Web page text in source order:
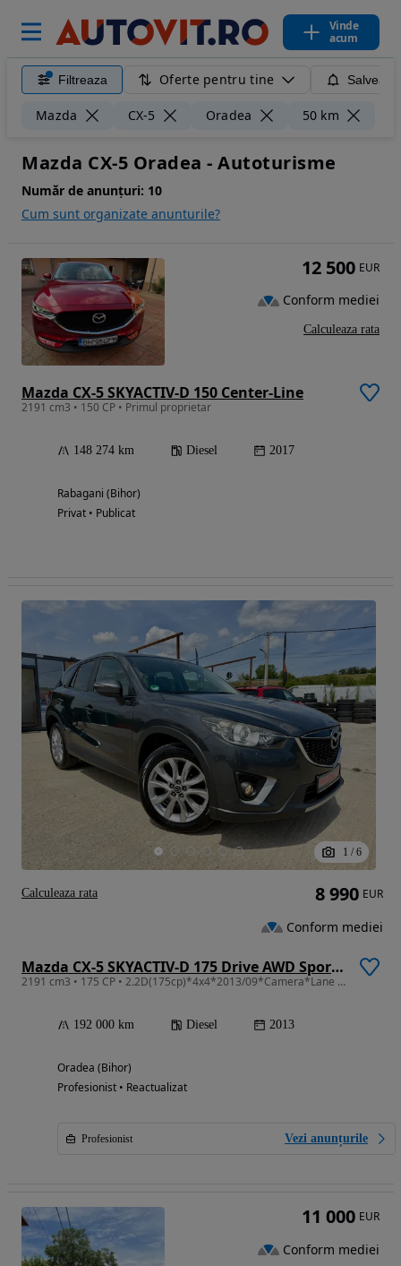
Vinde
acum
Filtreaza Oferte pentru tine
Mazda CX-5 Oradea 50 km
Mazda CX-5 Oradea - Autoturisme
Număr de anunțuri: 10
Cum sunt organizate anunturile?
Mazda CX-5 SKYACTIV-D 150 Center-Line
2191 cm3 • 150 CP • Primul proprietar
148 274 km Diesel 2017
Rabagani (Bihor)
Privat • Publicat
12 500 EUR
Conform mediei
Calculeaza rata
1 / 6
Mazda CX-5 SKYACTIV-D 175 Drive AWD Sports-Line
2191 cm3 • 175 CP • 2.2D(175cp)*4x4*2013/09*Camera*Lane Assist*Keyless go/entry*Navi*Piele
192 000 km Diesel 2013
Oradea (Bihor)
Profesionist • Reactualizat
Profesionist Vezi anunțurile
8 990 EUR
Conform mediei
Calculeaza rata
11 000 EUR
Conform mediei